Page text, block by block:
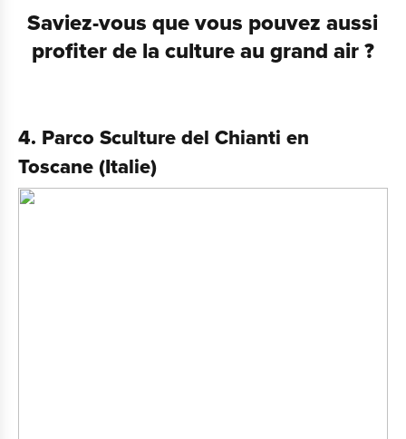
Saviez-vous que vous pouvez aussi
profiter de la culture au grand air ?
4. Parco Sculture del Chianti en
Toscane (Italie)